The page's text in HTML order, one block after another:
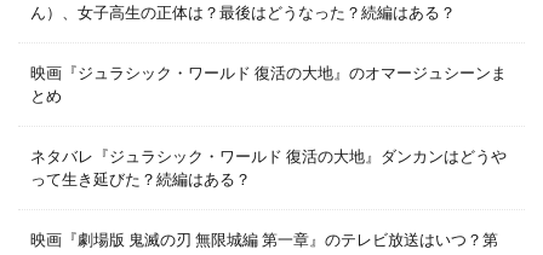
ん）、女子高生の正体は？最後はどうなった？続編はある？
映画『ジュラシック・ワールド 復活の大地』のオマージュシーンま
とめ
ネタバレ『ジュラシック・ワールド 復活の大地』ダンカンはどうや
って生き延びた？続編はある？
映画『劇場版 鬼滅の刃 無限城編 第一章』のテレビ放送はいつ？第